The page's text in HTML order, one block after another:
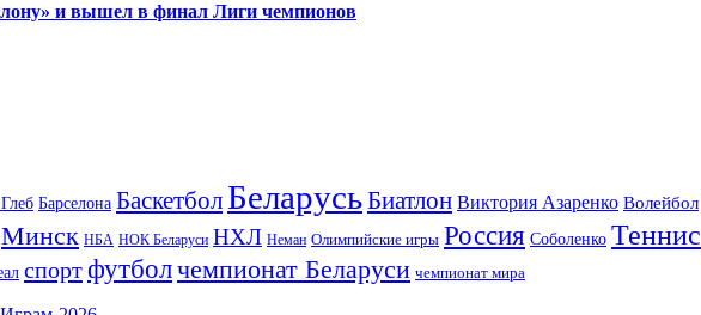
и вышел в финал Лиги чемпионов
Барселона Баскетбол БеларусьБиатлон Виктория Азаренко Волейбол
Минск НБА НОК Беларуси НХЛ Неман Олимпийские игры Россия Соболенко Теннис
спортфутболчемпионат Беларуси чемпионат мира